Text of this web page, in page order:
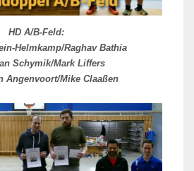
HD A/B-Feld:
Helmkamp/Raghav Bathia
Schymik/Mark Liffers
Angenvoort/Mike Claaßen